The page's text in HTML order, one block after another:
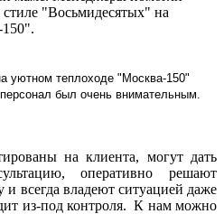
стиле "Восьмидесятых" на
уютном теплоходе "Москва-150"
был очень внимательным.
на клиента, могут дать
оперативно решают
всегда владеют ситуацией даже
из-под контроля. К нам можно